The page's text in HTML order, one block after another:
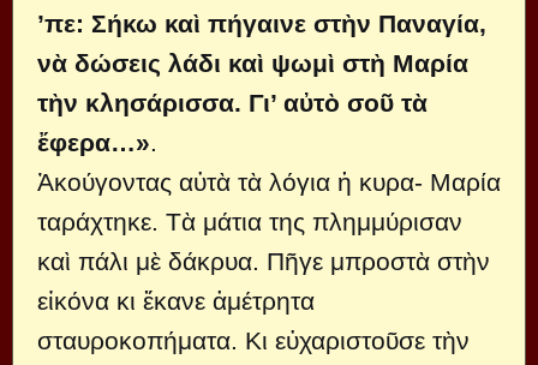
’πε: Σήκω καὶ πήγαινε στὴν Παναγία,
νὰ δώσεις λάδι καὶ ψωμὶ στὴ Μαρία
τὴν κλησάρισσα. Γι’ αὐτὸ σοῦ τὰ
ἔφερα…».
Ἀκούγοντας αὐτὰ τὰ λόγια ἡ κυρα- Μαρία
ταράχτηκε. Τὰ μάτια της πλημμύρισαν
καὶ πάλι μὲ δάκρυα. Πῆγε μπροστὰ στὴν
εἰκόνα κι ἔκανε ἀμέτρητα
σταυροκοπήματα. Κι εὐχαριστοῦσε τὴν